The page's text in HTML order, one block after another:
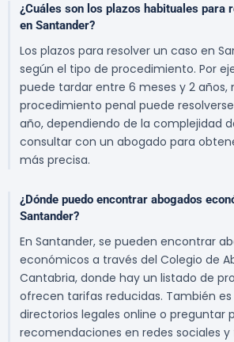
¿Cuáles son los plazos habituales para
en Santander?
Los plazos para resolver un caso en
según el tipo de procedimiento. Por
puede tardar entre 6 meses y 2 años,
procedimiento penal puede
año, dependiendo de la complejidad
consultar con un abogado para
más precisa.
¿Dónde puedo encontrar abogados
Santander?
En Santander, se pueden encontrar
económicos a través del Colegio de
Cantabria, donde hay un listado de
ofrecen tarifas reducidas. También
directorios legales online o preguntar
recomendaciones en redes sociales y